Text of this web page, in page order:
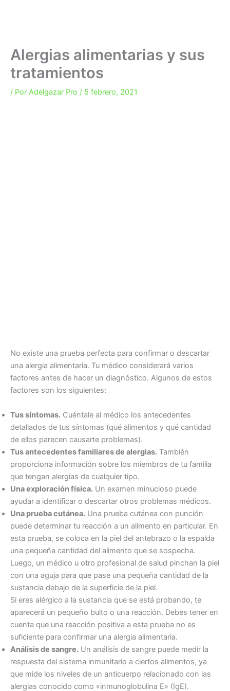
Alergias alimentarias y sus
tratamientos
/ Por Adelgazar Pro / 5 febrero, 2021
No existe una prueba perfecta para confirmar o descartar
una alergia alimentaria. Tu médico considerará varios
factores antes de hacer un diagnóstico. Algunos de estos
factores son los siguientes:
Tus síntomas. Cuéntale al médico los antecedentes
detallados de tus síntomas (qué alimentos y qué cantidad
de ellos parecen causarte problemas).
Tus antecedentes familiares de alergias. También
proporciona información sobre los miembros de tu familia
que tengan alergias de cualquier tipo.
Una exploración física. Un examen minucioso puede
ayudar a identificar o descartar otros problemas médicos.
Una prueba cutánea. Una prueba cutánea con punción
puede determinar tu reacción a un alimento en particular. En
esta prueba, se coloca en la piel del antebrazo o la espalda
una pequeña cantidad del alimento que se sospecha.
Luego, un médico u otro profesional de salud pinchan la piel
con una aguja para que pase una pequeña cantidad de la
sustancia debajo de la superficie de la piel.
Si eres alérgico a la sustancia que se está probando, te
aparecerá un pequeño bulto o una reacción. Debes tener en
cuenta que una reacción positiva a esta prueba no es
suficiente para confirmar una alergia alimentaria.
Análisis de sangre. Un análisis de sangre puede medir la
respuesta del sistema inmunitario a ciertos alimentos, ya
que mide los niveles de un anticuerpo relacionado con las
alergias conocido como «inmunoglobulina E» (IgE).